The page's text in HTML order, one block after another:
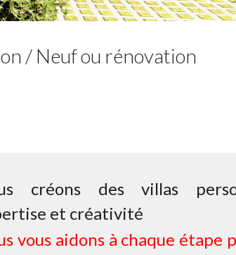
/ Neuf ou rénovation
créons des villas
et créativité
vous aidons à chaque